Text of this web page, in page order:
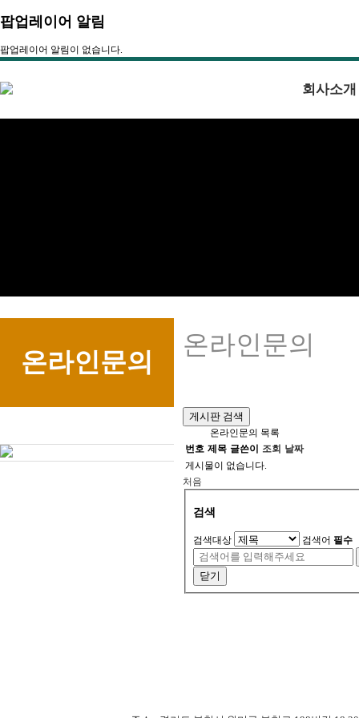
팝업레이어 알림
팝업레이어 알림이 없습니다.
회사소개
온라인문의
온라인문의
게시판 검색
온라인문의 목록
번호 제목 글쓴이 조회 날짜
게시물이 없습니다.
처음
검색
검색대상 검색어 필수
닫기